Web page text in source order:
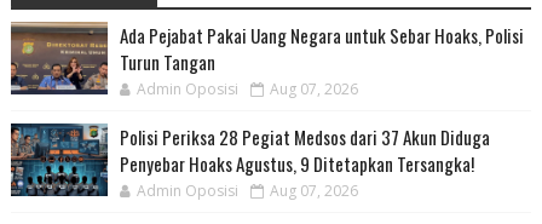
Ada Pejabat Pakai Uang Negara untuk Sebar Hoaks, Polisi
Turun Tangan
Admin Oposisi Aug 07, 2026
Polisi Periksa 28 Pegiat Medsos dari 37 Akun Diduga
Penyebar Hoaks Agustus, 9 Ditetapkan Tersangka!
Admin Oposisi Aug 07, 2026